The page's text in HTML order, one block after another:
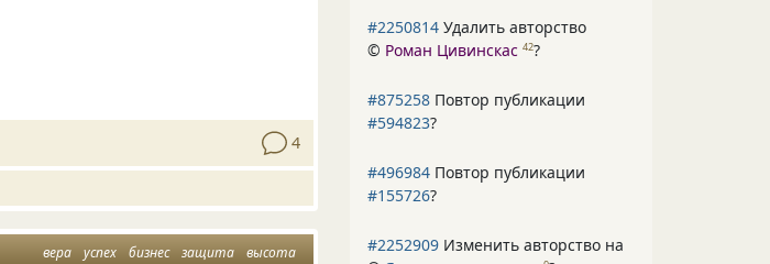
4
вера успех бизнес защита высота
#2250814 Удалить авторство
© Роман Цивинскас 42?
#875258 Повтор публикации
#594823?
#496984 Повтор публикации
#155726?
#2252909 Изменить авторство на